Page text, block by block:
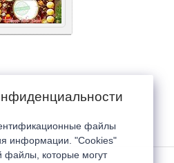
файлы
информации. "Cookies"
файлы, которые могут